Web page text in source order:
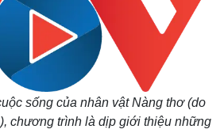
sống của nhân vật Nàng thơ (do
chương trình là dịp giới thiệu những